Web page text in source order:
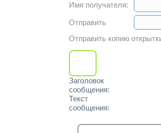
Имя получателя:
Отправить
Отправить копию
Заголовок
сообщения:
Текст
сообщения: